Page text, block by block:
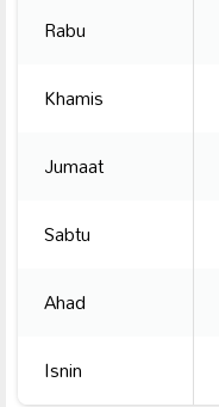
Rabu
Khamis
Jumaat
Sabtu
Ahad
Isnin